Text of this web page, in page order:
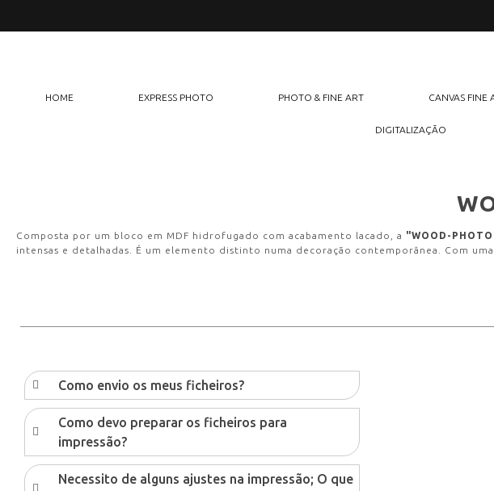
HOME EXPRESS PHOTO PHOTO & FINE ART CANVAS FINE
DIGITALIZAÇÃO
Composta por um bloco em MDF hidrofugado com acabamento lacado, a "WOOD-
intensas e detalhadas. É um elemento distinto numa decoração contemporânea. Com
Como envio os meus ficheiros?
Como devo preparar os ficheiros para
impressão?
Necessito de alguns ajustes na impressão; O que